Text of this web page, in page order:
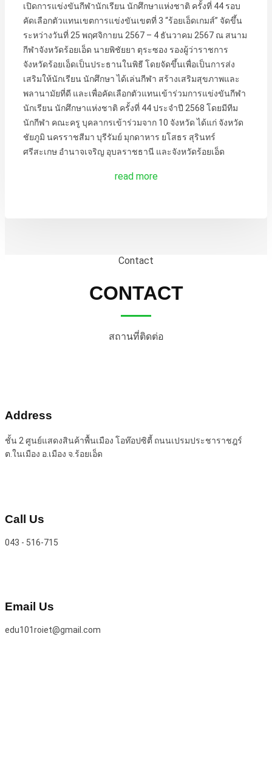
เปิดการแข่งขันกีฬานักเรียน นักศึกษาแห่งชาติ ครั้งที่ 44 รอบ
คัดเลือกตัวแทนเขตการแข่งขันเขตที่ 3 “ร้อยเอ็ดเกมส์” จัดขึ้น
ระหว่างวันที่ 25 พฤศจิกายน 2567 – 4 ธันวาคม 2567 ณ สนาม
กีฬาจังหวัดร้อยเอ็ด นายพิชัยยา ตุระซอง รองผู้ว่าราชการ
จังหวัดร้อยเอ็ดเป็นประธานในพิธี โดยจัดขึ้นเพื่อเป็นการส่ง
เสริมให้นักเรียน นักศึกษา ได้เล่นกีฬา สร้างเสริมสุขภาพและ
พลานามัยที่ดี และเพื่อคัดเลือกตัวแทนเข้าร่วมการแข่งขันกีฬา
นักเรียน นักศึกษาแห่งชาติ ครั้งที่ 44 ประจำปี 2568 โดยมีทีม
นักกีฬา คณะครู บุคลากรเข้าร่วมจาก 10 จังหวัด ได้แก่ จังหวัด
ชัยภูมิ นครราชสีมา บุรีรัมย์ มุกดาหาร ยโสธร สุรินทร์
ศรีสะเกษ อำนาจเจริญ อุบลราชธานี และจังหวัดร้อยเอ็ด
read more
Contact
CONTACT
สถานที่ติดต่อ
Address
ชั้น 2 ศูนย์แสดงสินค้าพื้นเมือง โอท๊อปซิตี้ ถนนเปรมประชาราชฎร์
ต.ในเมือง อ.เมือง จ.ร้อยเอ็ด
Call Us
043 - 516-715
Email Us
edu101roiet@gmail.com